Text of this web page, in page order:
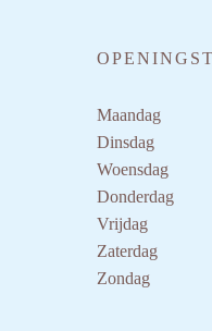
Maandag
Dinsdag
Woensdag
Donderdag
Vrijdag
Zaterdag
Zondag